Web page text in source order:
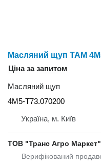
Ціна за запитом
Масляний щуп
4M5-T73.070200
Україна, м. Київ
ТОВ "Транс Агро Маркет"